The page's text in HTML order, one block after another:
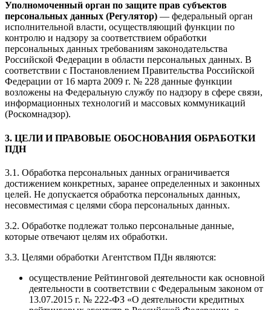
Уполномоченный орган по защите прав субъектов
персональных данных (Регулятор) — федеральный орган
исполнительной власти, осуществляющий функции по
контролю и надзору за соответствием обработки
персональных данных требованиям законодательства
Российской Федерации в области персональных данных. В
соответствии с Постановлением Правительства Российской
Федерации от 16 марта 2009 г. № 228 данные функции
возложены на Федеральную службу по надзору в сфере связи,
информационных технологий и массовых коммуникаций
(Роскомнадзор).
3. ЦЕЛИ И ПРАВОВЫЕ ОБОСНОВАНИЯ ОБРАБОТКИ
ПДН
3.1. Обработка персональных данных ограничивается
достижением конкретных, заранее определенных и законных
целей. Не допускается обработка персональных данных,
несовместимая с целями сбора персональных данных.
3.2. Обработке подлежат только персональные данные,
которые отвечают целям их обработки.
3.3. Целями обработки Агентством ПДн являются:
осуществление Рейтинговой деятельности как основной
деятельности в соответствии с Федеральным законом от
13.07.2015 г. № 222-ФЗ «О деятельности кредитных